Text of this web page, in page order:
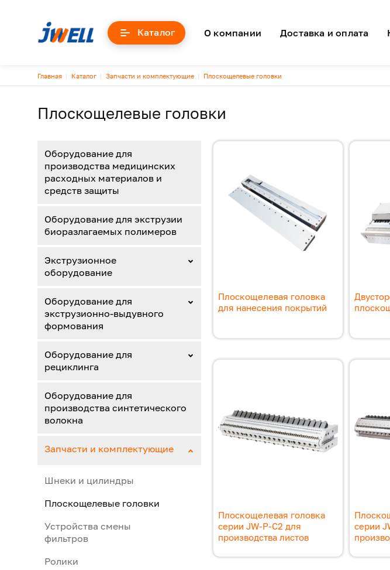
Каталог Основная навигация
О компании Доставка и оплата
Строка навигации
Главная Каталог Запчасти и комплектующие Плоскощелевые головки
Плоскощелевые головки
Оборудование для
производства медицинских
расходных материалов и
средств защиты
Оборудование для экструзии
биоразлагаемых полимеров
Экструзионное
оборудование
Оборудование для
экструзионно-выдувного
формования
Оборудование для
рециклинга
Оборудование для
производства синтетического
волокна
Запчасти и комплектующие
Шнеки и цилиндры
Плоскощелевые головки
Устройства смены
фильтров
Ролики
Плоскощелевая головка
для нанесения покрытий
Плоскощелевая головка
серии JW-P-C2 для
производства листов
серии